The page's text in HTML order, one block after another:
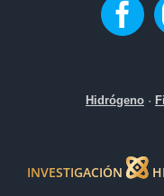
Hidrógeno ·
INVESTIGACIÓN